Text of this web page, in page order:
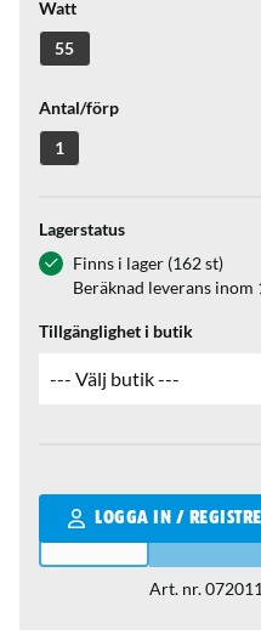
Watt
55
Antal/förp
1
Lagerstatus
Finns i lager (162 st)
Beräknad leverans inom
Tillgänglighet i butik
LOGGA IN /
Qantity
Art. nr.